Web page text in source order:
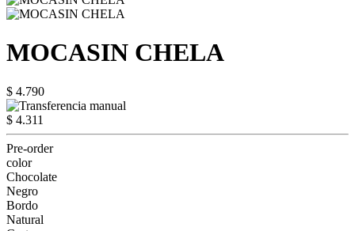
MOCASIN CHELA
$ 4.790
$ 4.311
Pre-order
color
Chocolate
Negro
Bordo
Natural